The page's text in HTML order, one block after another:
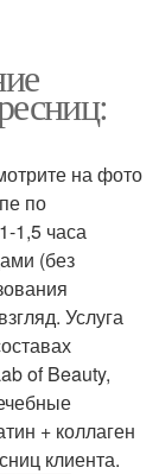
на фото
по
1,5 часа
(без
Услуга
of Beauty,
+ коллаген
клиента.